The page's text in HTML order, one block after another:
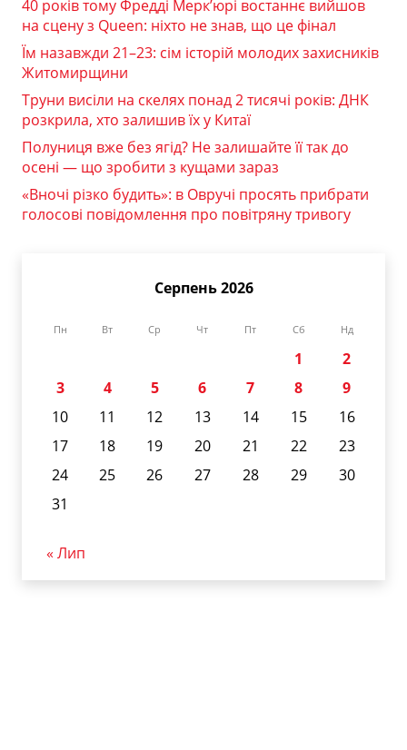
40 років тому Фредді Мерк’юрі востаннє вийшов
на сцену з Queen: ніхто не знав, що це фінал
Їм назавжди 21–23: сім історій молодих захисників
Житомирщини
Труни висіли на скелях понад 2 тисячі років: ДНК
розкрила, хто залишив їх у Китаї
Полуниця вже без ягід? Не залишайте її так до
осені — що зробити з кущами зараз
«Вночі різко будить»: в Овручі просять прибрати
голосові повідомлення про повітряну тривогу
Серпень 2026
Пн Вт Ср Чт Пт Сб Нд
1
2
3
4 5 6 7 8
9
10
11 12 13 14 15
16
17
18 19 20 21 22
23
24
25 26 27 28 29
30
31
« Лип